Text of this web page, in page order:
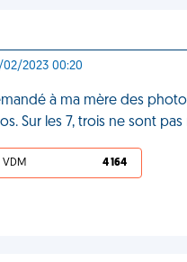
2023 00:20
à ma mère des
Sur les 7, trois ne sont
VDM 4 164